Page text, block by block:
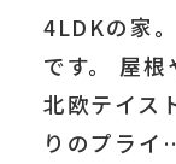
4LDKの家
です。 屋根
北欧テイス
りのプライ